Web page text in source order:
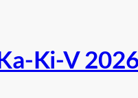
Ki-V